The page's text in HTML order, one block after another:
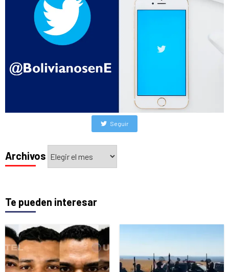
Seguir
Archivos
Archivos
Te pueden interesar